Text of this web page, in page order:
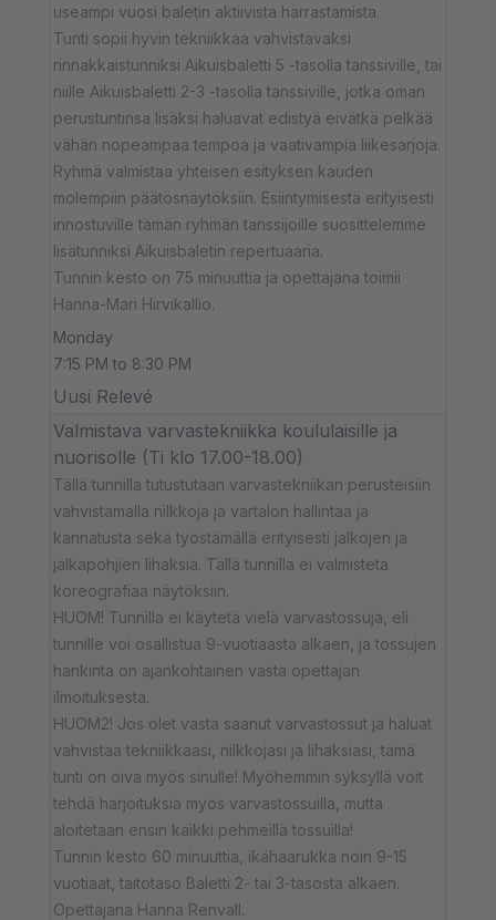
useampi vuosi baletin aktiivista harrastamista.
Tunti sopii hyvin tekniikkaa vahvistavaksi
rinnakkaistunniksi Aikuisbaletti 5 -tasolla tanssiville, tai
niille Aikuisbaletti 2-3 -tasolla tanssiville, jotka oman
perustuntinsa lisäksi haluavat edistyä eivätkä pelkää
vähän nopeampaa tempoa ja vaativampia liikesarjoja.
Ryhmä valmistaa yhteisen esityksen kauden
molempiin päätösnäytöksiin. Esiintymisestä erityisesti
innostuville tämän ryhmän tanssijoille suosittelemme
lisätunniksi Aikuisbaletin repertuaaria.
Tunnin kesto on 75 minuuttia ja opettajana toimii
Hanna-Mari Hirvikallio.
Monday
7:15 PM to 8:30 PM
Uusi Relevé
Valmistava varvastekniikka koululaisille ja
nuorisolle (Ti klo 17.00-18.00)
Tällä tunnilla tutustutaan varvastekniikan perusteisiin
vahvistamalla nilkkoja ja vartalon hallintaa ja
kannatusta sekä työstämällä erityisesti jalkojen ja
jalkapohjien lihaksia. Tällä tunnilla ei valmisteta
koreografiaa näytöksiin.
HUOM! Tunnilla ei käytetä vielä varvastossuja, eli
tunnille voi osallistua 9-vuotiaasta alkaen, ja tossujen
hankinta on ajankohtainen vasta opettajan
ilmoituksesta.
HUOM2! Jos olet vasta saanut varvastossut ja haluat
vahvistaa tekniikkaasi, nilkkojasi ja lihaksiasi, tämä
tunti on oiva myös sinulle! Myöhemmin syksyllä voit
tehdä harjoituksia myös varvastossuilla, mutta
aloitetaan ensin kaikki pehmeillä tossuilla!
Tunnin kesto 60 minuuttia, ikähaarukka noin 9-15
vuotiaat, taitotaso Baletti 2- tai 3-tasosta alkaen.
Opettajana Hanna Renvall.